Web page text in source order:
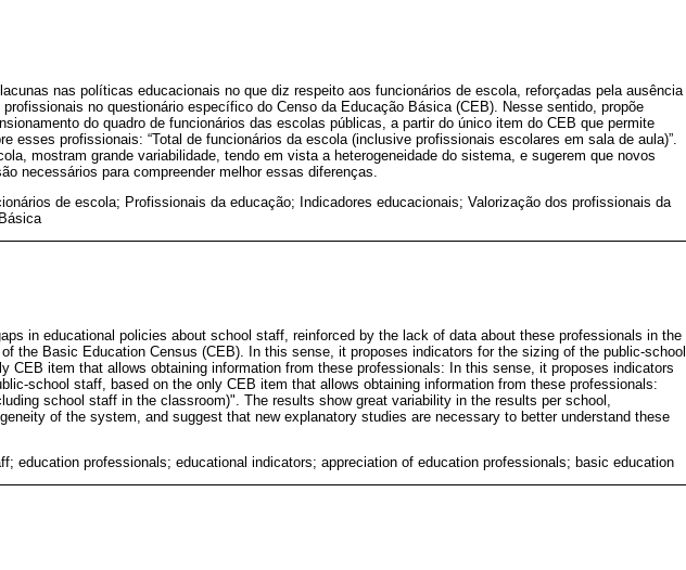
nas políticas educacionais no que diz respeito aos funcionários de escola, reforçadas pela ausência
no questionário específico do Censo da Educação Básica (CEB). Nesse sentido, propõe
do quadro de funcionários das escolas públicas, a partir do único item do CEB que permite
esses profissionais: “Total de funcionários da escola (inclusive profissionais escolares em sala de aula)”.
mostram grande variabilidade, tendo em vista a heterogeneidade do sistema, e sugerem que novos
necessários para compreender melhor essas diferenças.
de escola; Profissionais da educação; Indicadores educacionais; Valorização dos profissionais da
in educational policies about school staff, reinforced by the lack of data about these professionals in the
the Basic Education Census (CEB). In this sense, it proposes indicators for the sizing of the public-school
CEB item that allows obtaining information from these professionals: In this sense, it proposes indicators
school staff, based on the only CEB item that allows obtaining information from these professionals:
school staff in the classroom)". The results show great variability in the results per school,
of the system, and suggest that new explanatory studies are necessary to better understand these
education professionals; educational indicators; appreciation of education professionals; basic education